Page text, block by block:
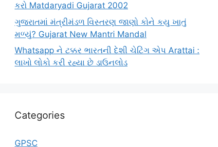
કરો Matdaryadi Gujarat 2002
ગુજરાતમાં મંત્રીમંડળ વિસ્તરણ જાણો કોને કયુ ખાતું
મળ્યું? Gujarat New Mantri Mandal
Whatsapp ને ટક્કર ભારતની દેશી ચેટિંગ એપ Arattai :
લાખો લોકો કરી રહ્યા છે ડાઉનલોડ
Categories
GPSC